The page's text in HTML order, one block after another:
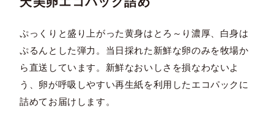
ぷっくりと盛り上がった黄身はとろ～り濃厚、白身は
ぷるんとした弾力。当日採れた新鮮な卵のみを牧場か
ら直送しています。新鮮なおいしさを損なわないよ
う、卵が呼吸しやすい再生紙を利用したエコパックに
詰めてお届けします。